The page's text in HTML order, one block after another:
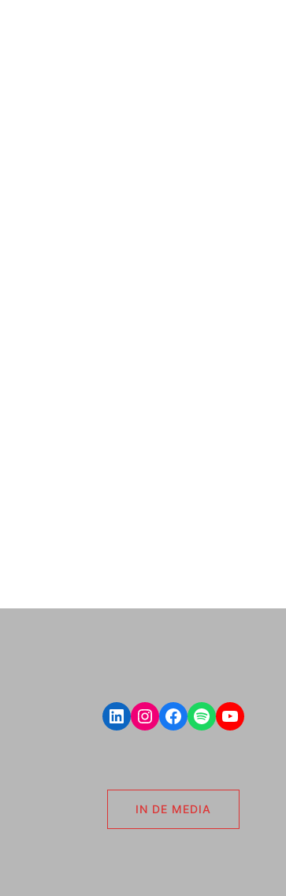
LinkedIn
Instagram
Facebook
SpotifyYouTube
IN DE MEDIA